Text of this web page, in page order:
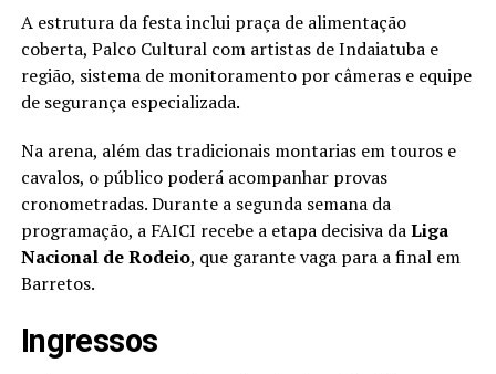
A estrutura da festa inclui praça de alimentação
coberta, Palco Cultural com artistas de Indaiatuba e
região, sistema de monitoramento por câmeras e equipe
de segurança especializada.
Na arena, além das tradicionais montarias em touros e
cavalos, o público poderá acompanhar provas
cronometradas. Durante a segunda semana da
programação, a FAICI recebe a etapa decisiva daLiga
Nacional de Rodeio, que garante vaga para a final em
Barretos.
Ingressos